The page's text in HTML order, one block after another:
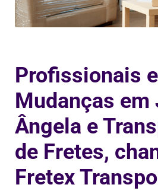
Profissionais
Mudanças em
Ângela e
de Fretes,
Fretex